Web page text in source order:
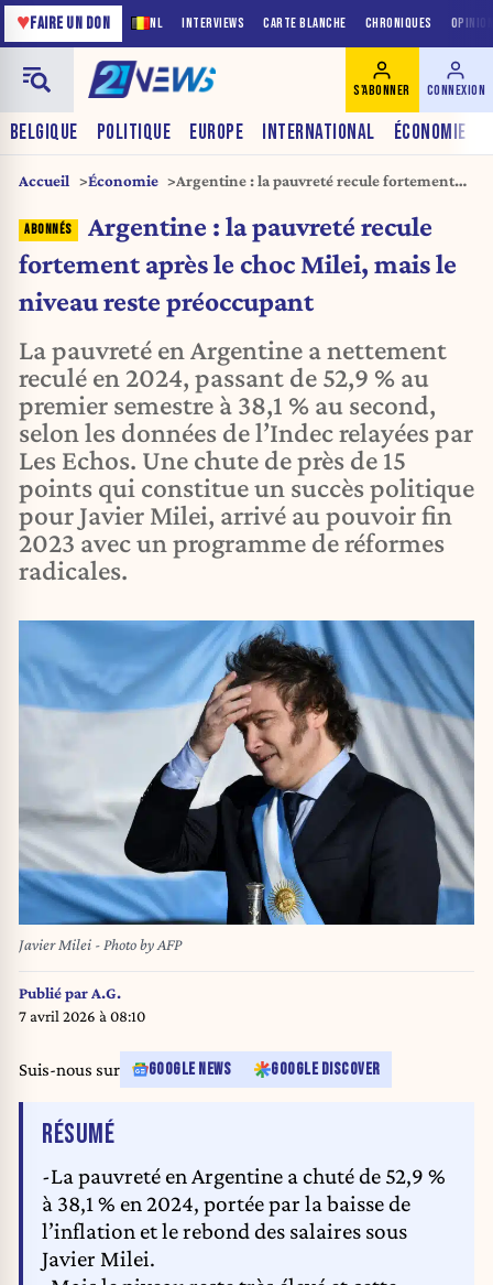
NL INTERVIEWS CARTE BLANCHE CHRONIQUES
♥FAIRE UN DON
BELGIQUE POLITIQUE EUROPE INTERNATIONAL ÉCONOMIE
S'ABONNER CONNEXION
Accueil Économie
Argentine : la pauvreté recule fortement
préoccupant
Argentine : la pauvreté recule
fortement après le choc Milei, mais le
niveau reste préoccupant
La pauvreté en Argentine a nettement
reculé en 2024, passant de 52,9 % au
premier semestre à 38,1 % au second,
selon les données de l’Indec relayées par
Les Echos. Une chute de près de 15
points qui constitue un succès politique
pour Javier Milei, arrivé au pouvoir fin
2023 avec un programme de réformes
radicales.
Javier Milei - Photo by AFP
Publié par A.G.
7 avril 2026 à 08:10
Suis-nous sur GOOGLE NEWS GOOGLE DISCOVER
RÉSUMÉDE L'ARTICLE
-La pauvreté en Argentine a chuté de 52,9 %
à 38,1 % en 2024, portée par la baisse de
l’inflation et le rebond des salaires sous
Javier Milei.